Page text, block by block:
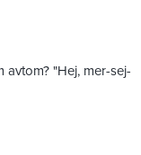
"Hej, mer-sej-